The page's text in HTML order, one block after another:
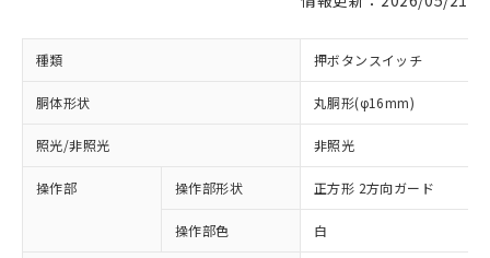
種類 押ボタンスイッチ
胴体形状 丸胴形(φ16mm)
照光/非照光 非照光
操作部 操作部形状 正方形 2方向ガード
操作部色 白